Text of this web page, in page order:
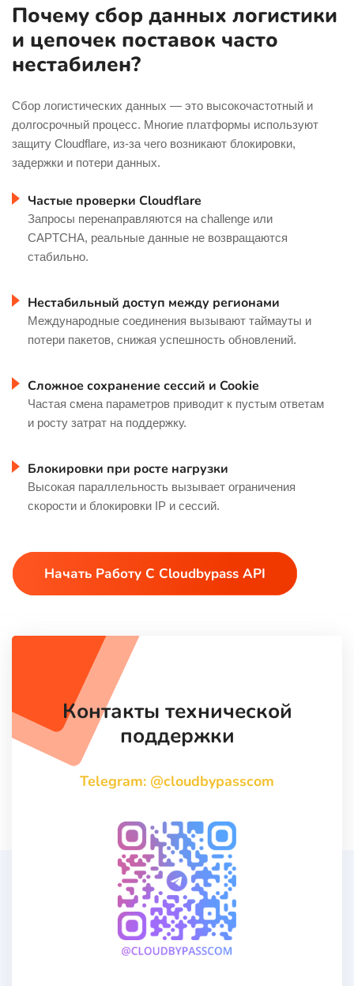
Почему сбор данных логистики
и цепочек поставок часто
нестабилен?
Сбор логистических данных — это высокочастотный и
долгосрочный процесс. Многие платформы используют
защиту Cloudflare, из-за чего возникают блокировки,
задержки и потери данных.
Частые проверки Cloudflare
Запросы перенаправляются на challenge или
CAPTCHA, реальные данные не возвращаются
стабильно.
Нестабильный доступ между регионами
Международные соединения вызывают таймауты и
потери пакетов, снижая успешность обновлений.
Сложное сохранение сессий и Cookie
Частая смена параметров приводит к пустым ответам
и росту затрат на поддержку.
Блокировки при росте нагрузки
Высокая параллельность вызывает ограничения
скорости и блокировки IP и сессий.
Начать Работу С Cloudbypass API
Контакты технической
поддержки
Telegram: @cloudbypasscom